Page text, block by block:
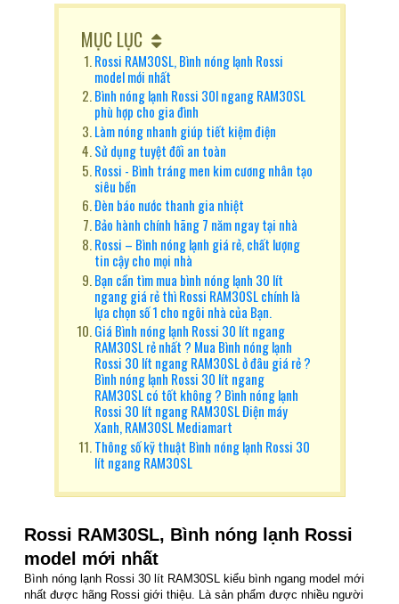
MỤC LỤC
Rossi RAM30SL, Bình nóng lạnh Rossi
model mới nhất
Bình nóng lạnh Rossi 30l ngang RAM30SL
phù hợp cho gia đình
Làm nóng nhanh giúp tiết kiệm điện
Sử dụng tuyệt đối an toàn
Rossi - Bình tráng men kim cương nhân tạo
siêu bền
Đèn báo nước thanh gia nhiệt
Bảo hành chính hãng 7 năm ngay tại nhà
Rossi – Bình nóng lạnh giá rẻ, chất lượng
tin cậy cho mọi nhà
Bạn cần tìm mua bình nóng lạnh 30 lít
ngang giá rẻ thì Rossi RAM30SL chính là
lựa chọn số 1 cho ngôi nhà của Bạn.
Giá Bình nóng lạnh Rossi 30 lít ngang
RAM30SL rẻ nhất ? Mua Bình nóng lạnh
Rossi 30 lít ngang RAM30SL ở đâu giá rẻ ?
Bình nóng lạnh Rossi 30 lít ngang
RAM30SL có tốt không ? Bình nóng lạnh
Rossi 30 lít ngang RAM30SL Điện máy
Xanh, RAM30SL Mediamart
Thông số kỹ thuật Bình nóng lạnh Rossi 30
lít ngang RAM30SL
Rossi RAM30SL, Bình nóng lạnh Rossi
model mới nhất
Bình nóng lạnh Rossi 30 lít RAM30SL kiểu bình ngang model mới
nhất được hãng Rossi giới thiệu. Là sản phẩm được nhiều người